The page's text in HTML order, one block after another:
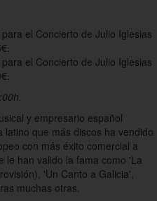
el Concierto de Julio Iglesias
el Concierto de Julio Iglesias
y empresario español
que más discos ha vendido
con más éxito comercial a
le han valido la fama como 'La
'Un Canto a Galicia',
muchas otras.